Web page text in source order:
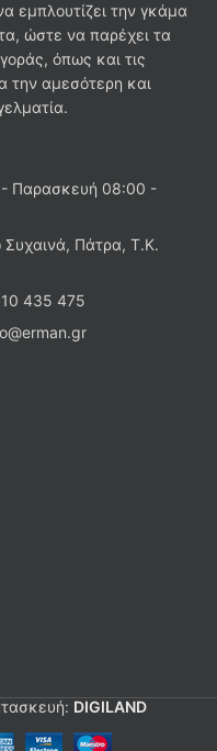
εμπλουτίζει την γκάμα
ώστε να παρέχει τα
όπως και τις
την αμεσότερη και
- Παρασκευή 08:00 -
Συχαινά, Πάτρα, Τ.Κ.
435 475
DIGILAND